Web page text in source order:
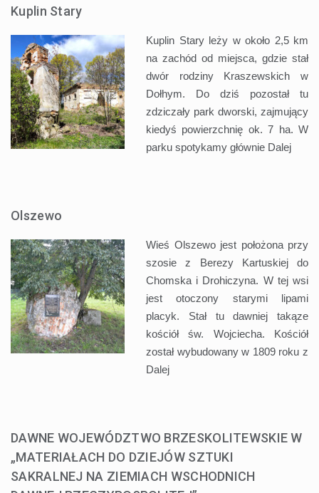
Kuplin Stary
Kuplin Stary leży w około 2,5 km
na zachód od miejsca, gdzie stał
dwór rodziny Kraszewskich w
Dołhym. Do dziś pozostał tu
zdziczały park dworski, zajmujący
kiedyś powierzchnię ok. 7 ha. W
parku spotykamy głównie Dalej
Olszewo
Wieś Olszewo jest położona przy
szosie z Berezy Kartuskiej do
Chomska i Drohiczyna. W tej wsi
jest otoczony starymi lipami
placyk. Stał tu dawniej takąze
kościół św. Wojciecha. Kościół
został wybudowany w 1809 roku z
Dalej
DAWNE WOJEWÓDZTWO BRZESKOLITEWSKIE W
„MATERIAŁACH DO DZIEJÓW SZTUKI
SAKRALNEJ NA ZIEMIACH WSCHODNICH